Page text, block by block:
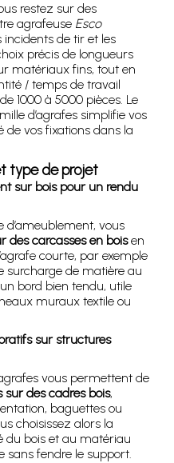
restez sur des
agrafeuse Esco
incidents de tir et les
précis de longueurs
matériaux fins, tout en
/ temps de travail
1000 à 5000 pièces. Le
d’agrafes simplifie vos
de vos fixations dans la
type de projet
sur bois pour un rendu
d’ameublement, vous
des carcasses en boisen
courte, par exemple
surcharge de matière au
bord bien tendu, utile
muraux textile ou
sur structures
vous permettent de
des cadres bois,
baguettes ou
choisissez alors la
du bois et au matériau
sans fendre le support.